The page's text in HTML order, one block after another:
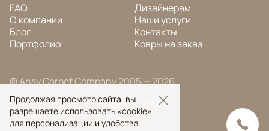
FAQ
О компании
Блог
Портфолио
Дизайнерам
Наши услуги
Контакты
Ковры на заказ
© Ansy Carpet Company 2005 — 2026
Политика конфиденциальности
Поиск ковра
Продолжая просмотр сайта, вы
разрешаете использовать «cookie»
для персонализации и удобства